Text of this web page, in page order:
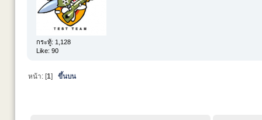
กระทู้: 1,128
Like: 90
หน้า: [1] ขึ้นบน